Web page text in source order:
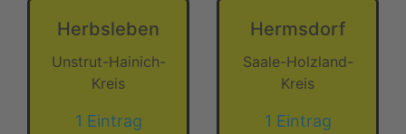
Herbsleben
Unstrut-Hainich-
Kreis
1 Eintrag
Hermsdorf
Saale-Holzland-
Kreis
1 Eintrag